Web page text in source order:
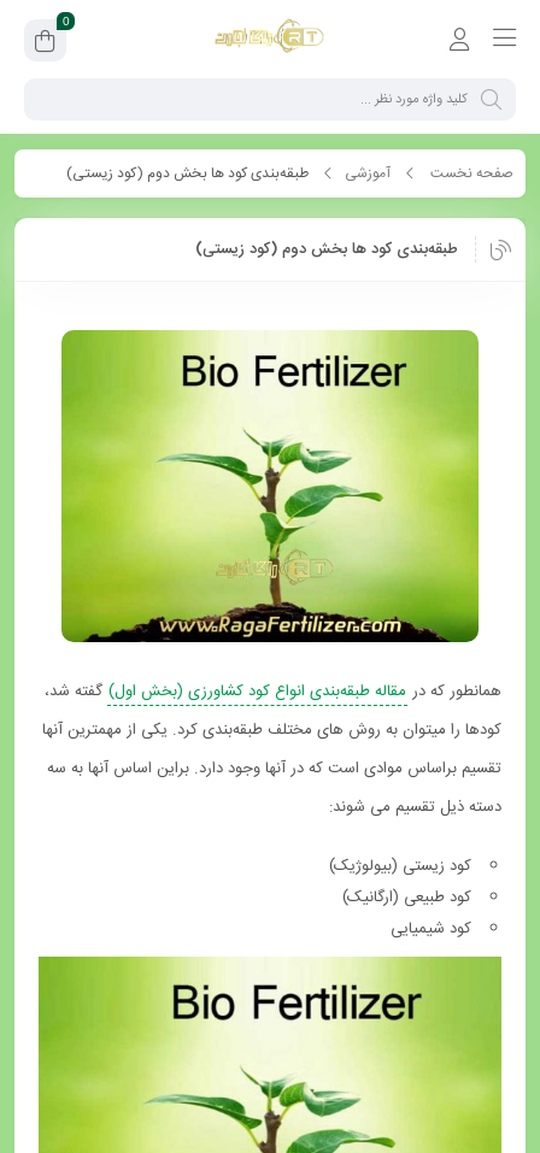
0
صفحه نخست آموزشی طبقه‌بندی کود ها بخش دوم (کود زیستی)
طبقه‌بندی کود ها بخش دوم (کود زیستی)
همانطور که در مقاله طبقه‌بندی انواع کود کشاورزی (بخش اول) گفته شد،
کودها را می­توان به روش های مختلف طبقه‌بندی کرد. یکی از مهمترین آنها
تقسیم براساس موادی است که در آنها وجود دارد. براین اساس آنها به سه
دسته ذیل تقسیم می شوند:
کود زیستی (بیولوژیک)
کود طبیعی (ارگانیک)
کود شیمیایی